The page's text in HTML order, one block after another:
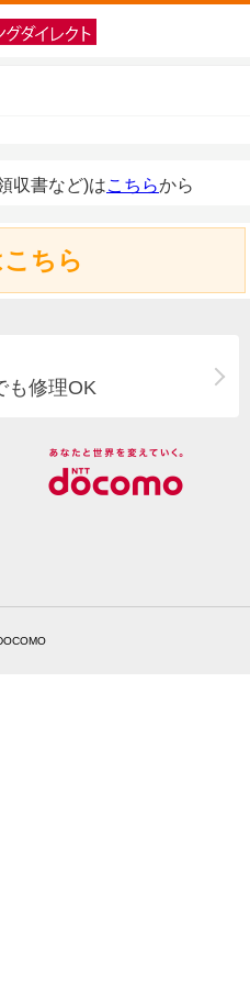
収書など)はこちらから
ちら
も修理OK